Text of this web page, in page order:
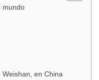
mundo
en China